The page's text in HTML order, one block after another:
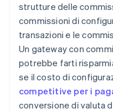
strutture delle
commissioni di
transazioni e le
Un gateway con
potrebbe farti
se il costo di
competitive per i
conversione di valuta